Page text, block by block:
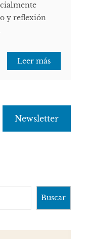
y reflexión
Leer más
Newsletter
Buscar